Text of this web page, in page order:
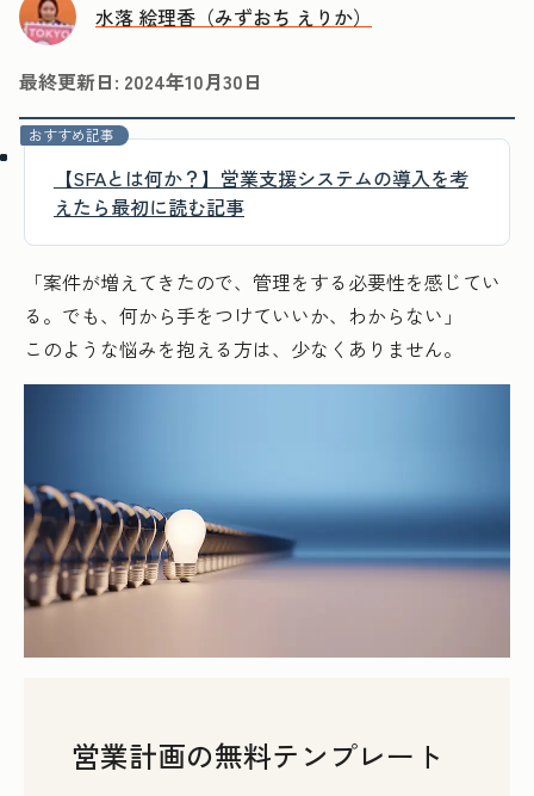
水落 絵理香（みずおち えりか）
最終更新日: 2024年10月30日
おすすめ記事
【SFAとは何か？】営業支援システムの導入を考
えたら最初に読む記事
「案件が増えてきたので、管理をする必要性を感じてい
る。でも、何から手をつけていいか、わからない」
このような悩みを抱える方は、少なくありません。
営業計画の無料テンプレート